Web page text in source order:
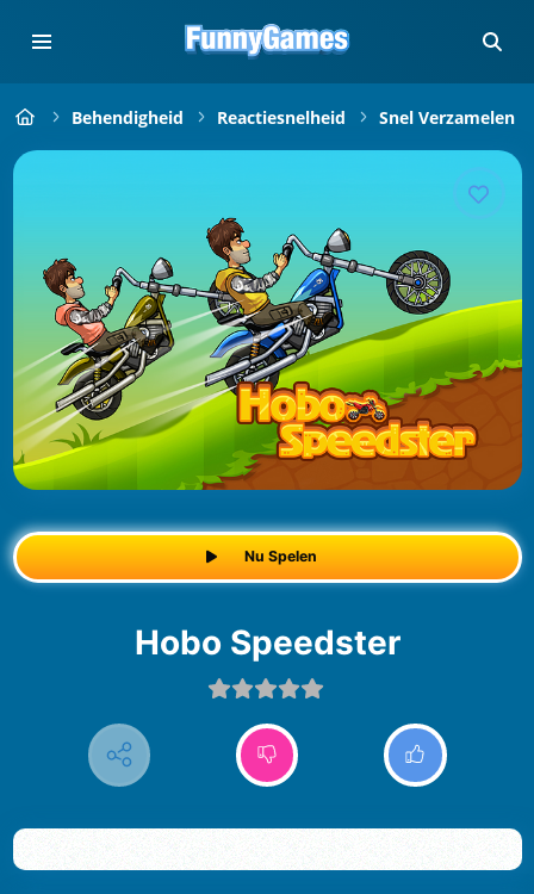
Behendigheid Reactiesnelheid Snel Verzamelen
Nu Spelen
Hobo Speedster